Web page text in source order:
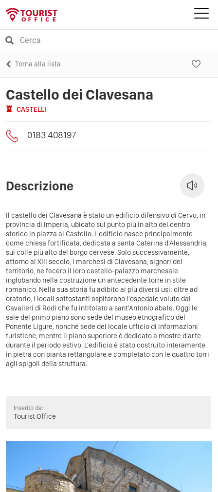
Torna alla lista
Castello dei Clavesana
CASTELLI
0183 408197
Descrizione
Il castello dei Clavesana è stato un edificio difensivo di Cervo, in
provincia di Imperia, ubicato sul punto più in alto del centro
storico in piazza al Castello. L'edificio nasce principalmente
come chiesa fortificata, dedicata a santa Caterina d'Alessandria,
sul colle più alto del borgo cervese. Solo successivamente,
attorno al XIII secolo, i marchesi di Clavesana, signori del
territorio, ne fecero il loro castello-palazzo marchesale
inglobando nella costruzione un antecedente torre in stile
romanico. Nella sua storia fu adibito ai più diversi usi: oltre ad
oratorio, i locali sottostanti ospitarono l'ospedale voluto dai
Cavalieri di Rodi che fu intitolato a sant'Antonio abate. Oggi le
sale del primo piano sono sede del museo etnografico del
Ponente Ligure, nonché sede del locale ufficio di informazioni
turistiche, mentre il piano superiore è dedicato a mostre d'arte
durante il periodo estivo. L'edificio è stato costruito interamente
in pietra con pianta rettangolare e completato con le quattro torri
agli spigoli della struttura.
Inserito da:
Tourist Office